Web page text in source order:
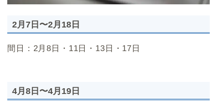
2月7日〜2月18日
間日：2月8日・11日・13日・17日
4月8日〜4月19日